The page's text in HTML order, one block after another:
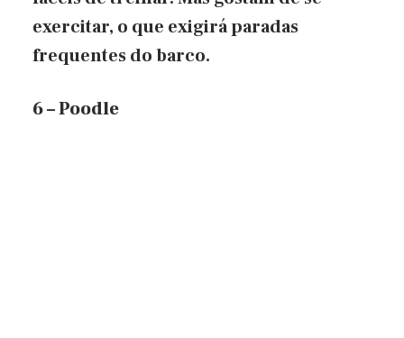
exercitar, o que exigirá paradas
frequentes do barco.
6 – Poodle